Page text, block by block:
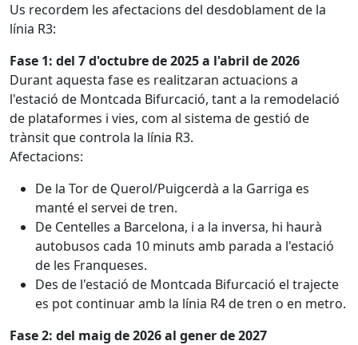
Us recordem les afectacions del desdoblament de la
línia R3:
Fase 1: del 7 d'octubre de 2025 a l'abril de 2026
Durant aquesta fase es realitzaran actuacions a
l'estació de Montcada Bifurcació, tant a la remodelació
de plataformes i vies, com al sistema de gestió de
trànsit que controla la línia R3.
Afectacions:
De la Tor de Querol/Puigcerdà a la Garriga es
manté el servei de tren.
De Centelles a Barcelona, i a la inversa, hi haurà
autobusos cada 10 minuts amb parada a l'estació
de les Franqueses.
Des de l'estació de Montcada Bifurcació el trajecte
es pot continuar amb la línia R4 de tren o en metro.
Fase 2: del maig de 2026 al gener de 2027